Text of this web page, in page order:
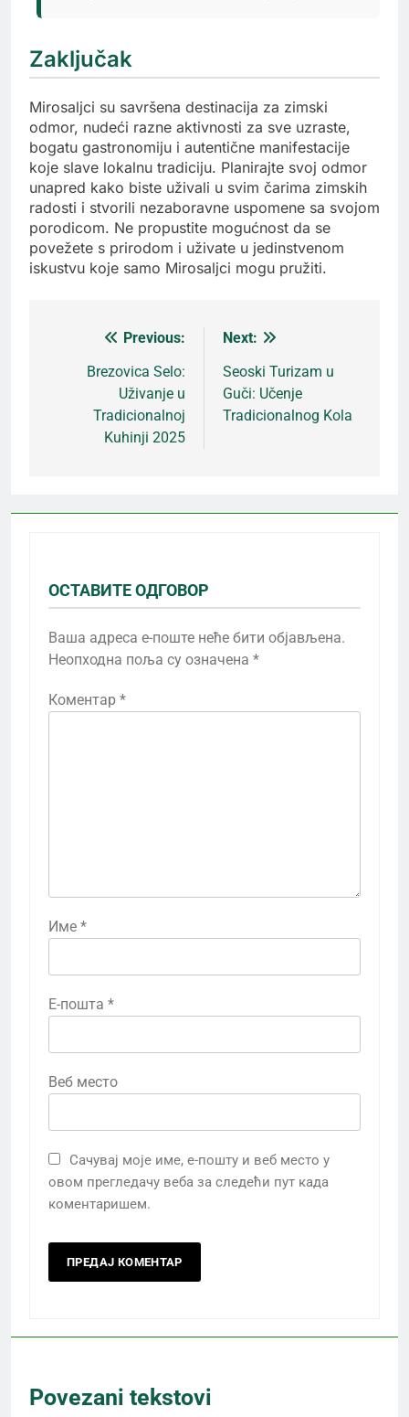
Zaključak
Mirosaljci su savršena destinacija za zimski
odmor, nudeći razne aktivnosti za sve uzraste,
bogatu gastronomiju i autentične manifestacije
koje slave lokalnu tradiciju. Planirajte svoj odmor
unapred kako biste uživali u svim čarima zimskih
radosti i stvorili nezaboravne uspomene sa svojom
porodicom. Ne propustite mogućnost da se
povežete s prirodom i uživate u jedinstvenom
iskustvu koje samo Mirosaljci mogu pružiti.
Кретање
чланка
Previous:
Brezovica Selo:
Uživanje u
Tradicionalnoj
Kuhinji 2025
Next:
Seoski Turizam u
Guči: Učenje
Tradicionalnog Kola
ОСТАВИТЕ ОДГОВОР
Ваша адреса е-поште неће бити објављена.
Неопходна поља су означена *
Коментар *
Име *
Е-пошта *
Веб место
Сачувај моје име, е-пошту и веб место у
овом прегледачу веба за следећи пут када
коментаришем.
Povezani tekstovi